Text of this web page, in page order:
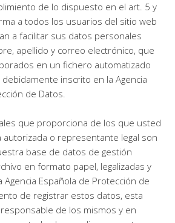
de lo dispuesto en el art. 5 y
a todos los usuarios del sitio web
a facilitar sus datos personales
apellido y correo electrónico, que
en un fichero automatizado
inscrito en la Agencia
de Datos.
que proporciona de los que usted
o representante legal son
base de datos de gestión
en formato papel, legalizadas y
Agencia Española de Protección de
de registrar estos datos, esta
de los mismos y en